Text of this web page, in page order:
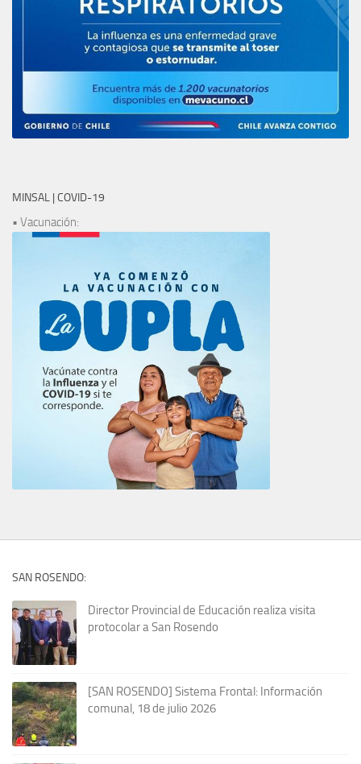
MINSAL | COVID-19
• Vacunación:
SAN ROSENDO:
Director Provincial de Educación realiza visita
protocolar a San Rosendo
[SAN ROSENDO] Sistema Frontal: Información
comunal, 18 de julio 2026